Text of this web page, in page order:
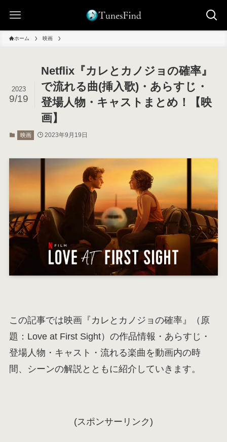
ホーム 映画
Netflix『カレとカノジョの確率』
で流れる曲(挿入歌)・あらすじ・
登場人物・キャストまとめ！【映
画】
2023
9/19
映画 2023年9月19日
この記事では映画『カレとカノジョの確率』（原
題：Love at First Sight）の作品情報・あらすじ・
登場人物・キャスト・流れる楽曲を動画内の時
間、シーンの解説とともに紹介していきます。
(スポンサーリンク)